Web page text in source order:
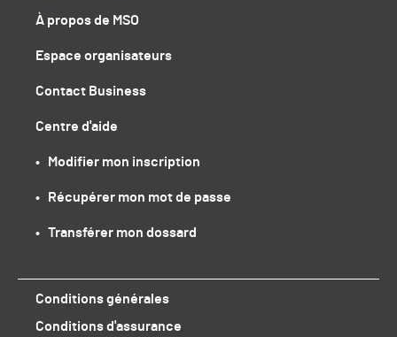
À propos de MSO
Espace organisateurs
Contact Business
Centre d'aide
•   Modifier mon inscription
•   Récupérer mon mot de passe
•   Transférer mon dossard
Conditions générales
Conditions d'assurance